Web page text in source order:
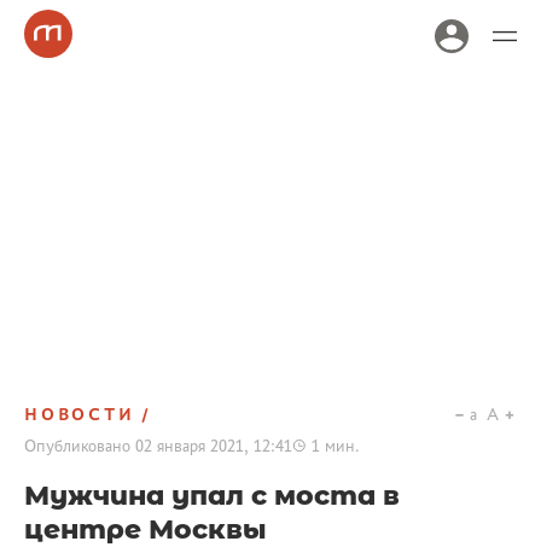
НОВОСТИ
Опубликовано 02 января 2021, 12:41 1 мин.
a A
Мужчина упал с моста в
центре Москвы